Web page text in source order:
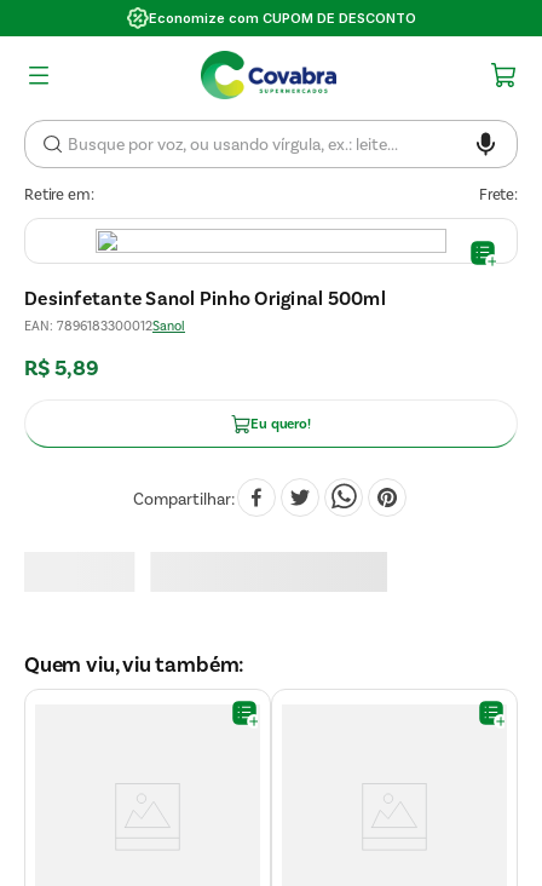
Economize com CUPOM DE DESCONTO
Retire em: Frete:
Desinfetante Sanol Pinho Original 500ml
EAN: 7896183300012Sanol
R$5,89
Eu quero!
Compartilhar
Quem viu, viu também: